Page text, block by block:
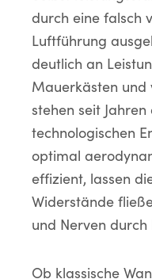
durch eine falsch
Luftführung
deutlich an
Mauerkästen und
stehen seit
technologischen
optimal
effizient, lassen
Widerstände
und Nerven
Ob klassische